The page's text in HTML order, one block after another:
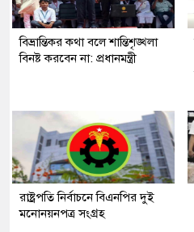
বিভ্রান্তিকর কথা বলে শান্তিশৃঙ্খলা
বিনষ্ট করবেন না: প্রধানমন্ত্রী
রাষ্ট্রপতি নির্বাচনে বিএনপির দুই
মনোনয়নপত্র সংগ্রহ